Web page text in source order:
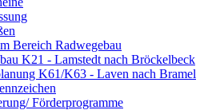
Bereich Radwegebau
K21 - Lamstedt nach Bröckelbeck
K61/K63 - Laven nach Bramel
Förderprogramme